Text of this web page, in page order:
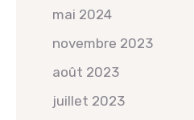
mai 2024
novembre 2023
août 2023
juillet 2023